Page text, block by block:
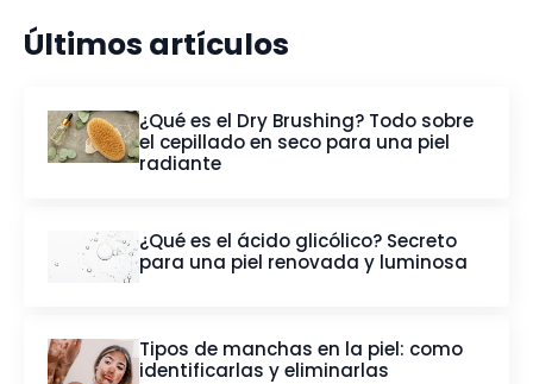
Últimos artículos
¿Qué es el Dry Brushing? Todo sobre
el cepillado en seco para una piel
radiante
¿Qué es el ácido glicólico? Secreto
para una piel renovada y luminosa
Tipos de manchas en la piel: como
identificarlas y eliminarlas